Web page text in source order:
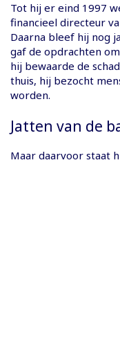
Tot hij er eind 1997
financieel directeur
Daarna bleef hij nog
gaf de opdrachten
hij bewaarde de
thuis, hij bezocht
worden.
Jatten van de
Maar daarvoor staat